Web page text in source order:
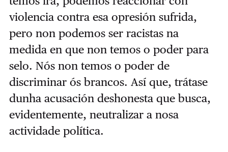
violencia contra esa opresión sufrida,
pero non podemos ser racistas na
medida en que non temos o poder para
selo. Nós non temos o poder de
discriminar ós brancos. Así que, trátase
dunha acusación deshonesta que busca,
evidentemente, neutralizar a nosa
actividade política.